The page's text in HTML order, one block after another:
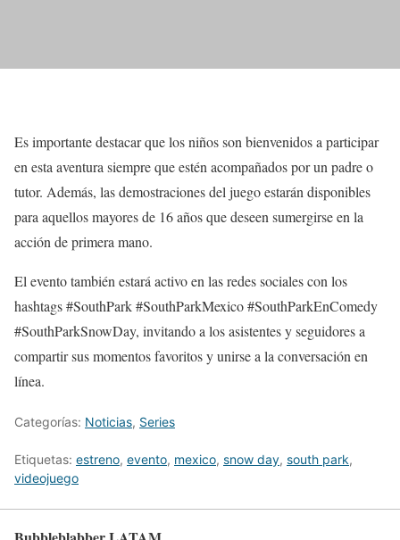
Es importante destacar que los niños son bienvenidos a participar
en esta aventura siempre que estén acompañados por un padre o
tutor. Además, las demostraciones del juego estarán disponibles
para aquellos mayores de 16 años que deseen sumergirse en la
acción de primera mano.
El evento también estará activo en las redes sociales con los
hashtags #SouthPark #SouthParkMexico #SouthParkEnComedy
#SouthParkSnowDay, invitando a los asistentes y seguidores a
compartir sus momentos favoritos y unirse a la conversación en
línea.
Categorías: Noticias, Series
Etiquetas: estreno, evento, mexico, snow day, south park,
videojuego